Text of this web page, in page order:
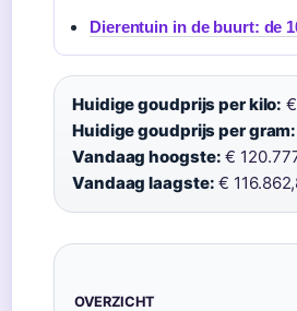
Dierentuin in de buurt: de
Huidige goudprijs per kilo:
Huidige goudprijs per gram:
Vandaag hoogste: €
Vandaag laagste: €
OVERZICHT